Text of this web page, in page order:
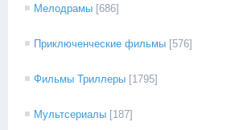
Мелодрамы [686]
Приключенческие фильмы [576]
Фильмы Триллеры [1795]
Мультсериалы [187]